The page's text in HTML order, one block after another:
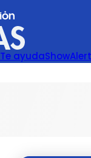
Te ayudaShow